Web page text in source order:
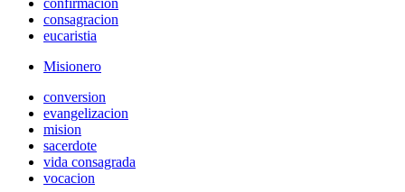
confirmacion
consagracion
eucaristia
Misionero
conversion
evangelizacion
mision
sacerdote
vida consagrada
vocacion